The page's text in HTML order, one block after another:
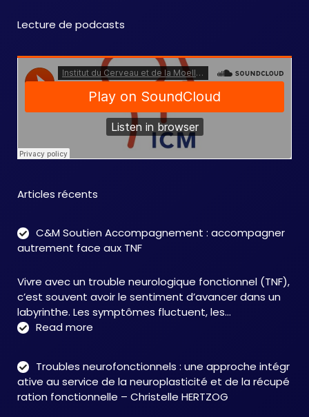
Lecture de podcasts
Articles récents
C&M Soutien Accompagnement : accompagner
autrement face aux TNF
Vivre avec un trouble neurologique fonctionnel (TNF),
c’est souvent avoir le sentiment d’avancer dans un
labyrinthe. Les symptômes fluctuent, les…
Read more
Accompagnement
:
accompagner
Troubles neurofonctionnels : une approche intégr
ative au service de la neuroplasticité et de la récupé
ration fonctionnelle – Christelle HERTZOG